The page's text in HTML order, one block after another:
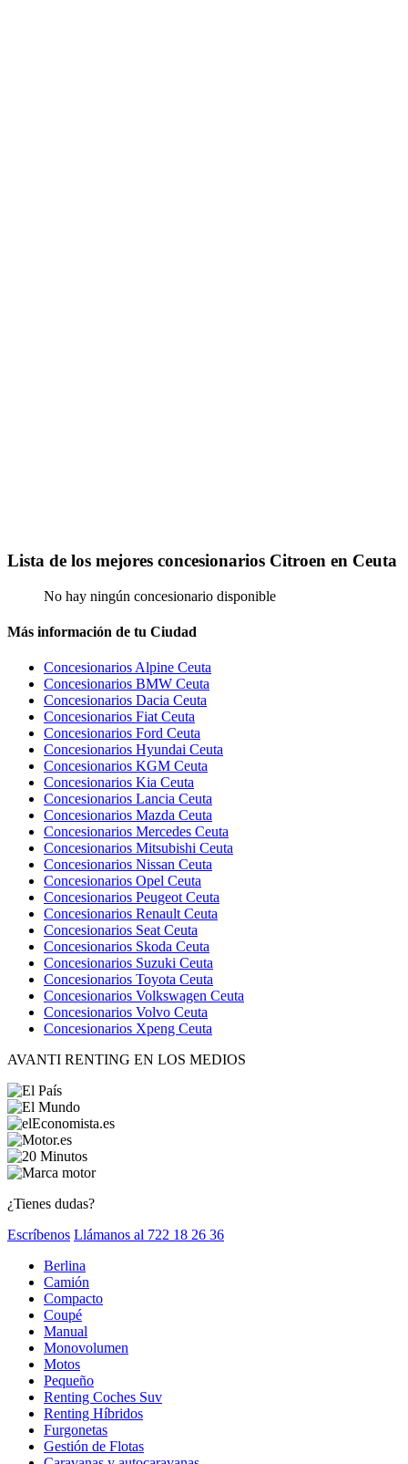
Lista de los mejores concesionarios Citroen en Ceuta
No hay ningún concesionario disponible
Más información de tu Ciudad
Concesionarios Alpine Ceuta
Concesionarios BMW Ceuta
Concesionarios Dacia Ceuta
Concesionarios Fiat Ceuta
Concesionarios Ford Ceuta
Concesionarios Hyundai Ceuta
Concesionarios KGM Ceuta
Concesionarios Kia Ceuta
Concesionarios Lancia Ceuta
Concesionarios Mazda Ceuta
Concesionarios Mercedes Ceuta
Concesionarios Mitsubishi Ceuta
Concesionarios Nissan Ceuta
Concesionarios Opel Ceuta
Concesionarios Peugeot Ceuta
Concesionarios Renault Ceuta
Concesionarios Seat Ceuta
Concesionarios Skoda Ceuta
Concesionarios Suzuki Ceuta
Concesionarios Toyota Ceuta
Concesionarios Volkswagen Ceuta
Concesionarios Volvo Ceuta
Concesionarios Xpeng Ceuta
AVANTI RENTING EN LOS MEDIOS
¿Tienes dudas?
Escríbenos Llámanos al 722 18 26 36
Berlina
Camión
Compacto
Coupé
Manual
Monovolumen
Motos
Pequeño
Renting Coches Suv
Renting Híbridos
Furgonetas
Gestión de Flotas